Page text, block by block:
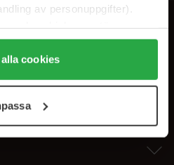
av personuppgifter).
alla cookies" accepterar du
"Detaljer" kan anpassa
kan när som helst återkalla
cookies